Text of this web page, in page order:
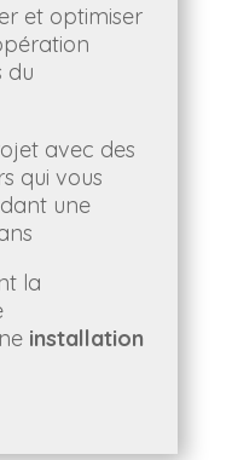
et optimiser
du
avec des
qui vous
une
la
installation